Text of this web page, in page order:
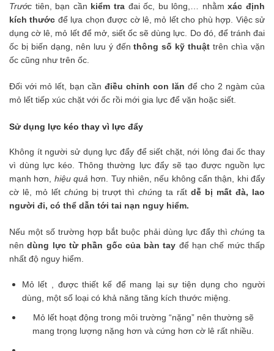
Trước tiên, bạn cần kiểm trađai ốc, bu lông,… nhằmxác định
kích thước để lựa chọn được cờ lê, mỏ lết cho phù hợp. Việc sử
dụng cờ lê, mỏ lết để mở, siết ốc sẽ dùng lực. Do đó, để tránh đai
ốc bị biến dạng, nên lưu ý đến thông số kỹ thuật trên chìa vặn
ốc cũng như trên ốc.
Đối với mỏ lết, bạn cần điều chỉnh con lăn để cho 2 ngàm của
mỏ lết tiếp xúc chặt với ốc rồi mới gia lực để vặn hoặc siết.
Sử dụng lực kéo thay vì lực đẩy
Không ít người sử dụng lực đẩy để siết chặt, nới lỏng đai ốc thay
vì dùng lực kéo. Thông thường lực đẩy sẽ tạo được nguồn lực
mạnh hơn,
hiệu quả hơn. Tuy nhiên, nếu không cẩn thận, khi đẩy
cờ lê, mỏ lết chúng bị trượt thì chúng ta rất dễ bị mất đà, lao
người đi, có thể dẫn tới tai nạn nguy hiểm.
Nếu một số trường hợp bắt buộc phải dùng lực đẩy thì chúng ta
nên dùng lực từ phần gốc của bàn tay để hạn chế mức thấp
nhất độ nguy hiểm.
Mỏ lết , được thiết kế để mang lại sự tiện dụng cho người
dùng, một số loại có khả năng tăng kích thước miệng.
Mỏ lết hoạt động trong môi trường “nặng” nên thường sẽ
mang trọng lượng nặng hơn và cứng hơn cờ lê rất nhiều.